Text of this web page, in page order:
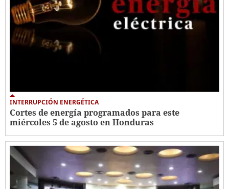
INTERRUPCIÓN ENERGÉTICA
Cortes de energía programados para este
miércoles 5 de agosto en Honduras